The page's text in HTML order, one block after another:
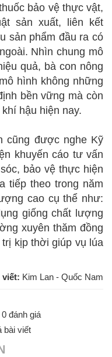
bảo vệ thực vật,
sản xuất, liên kết
sản phẩm đầu ra có
Nhìn chung mô
quả, bà con nông
hình không những
bền vững mà còn
hậu hiện nay.
cũng được nghe Kỹ
khuyến cáo tư vấn
bảo vệ thực hiện
tiếp theo trong năm
cao cụ thể như:
giống chất lượng
xuyên thăm đồng
kịp thời giúp vụ lúa
viết: Kim Lan - Quốc Nam
đánh giá
bài viết